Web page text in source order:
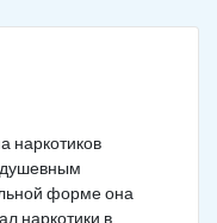
наркотиков
форме она
наркотики в